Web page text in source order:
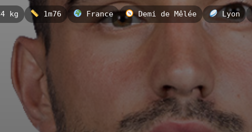
kg 1m76 France Demi de Mêlée Lyon